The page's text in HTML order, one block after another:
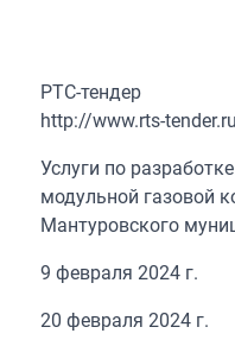
РТС-тендер
http://www.rts-tender.ru
Услуги по
модульной газовой
Мантуровского
9 февраля 2024 г.
20 февраля 2024 г.